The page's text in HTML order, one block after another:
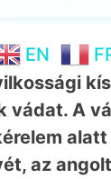
EN
vádat. A
az